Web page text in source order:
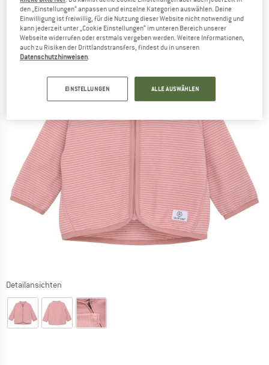
(0)
Detailansichten
den „Einstellungen“ anpassen und einzelne Kategorien auswählen. Deine
Einwilligung ist freiwillig, für die Nutzung dieser Website nicht notwendig und
kann jederzeit unter „Cookie Einstellungen“ im unteren Bereich unserer
Webseite widerrufen oder erstmals vergeben werden. Weitere Informationen,
auch zu Risiken der Drittlandstransfers, findest du in unseren
Datenschutzhinweisen
EINSTELLUNGEN ALLE AUSWÄHLEN